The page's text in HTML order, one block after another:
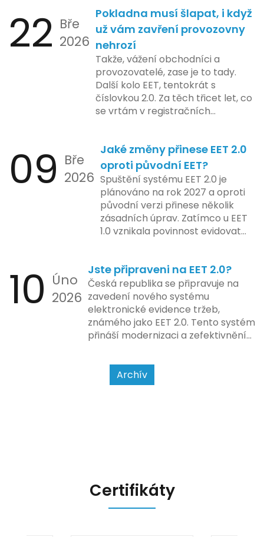
plánovaná na první pololetí
následujícího roku, je zaměřena
na školení a edukaci uživatelů,
včetně přípravy materiálů a
školení pro zaměstnavatele a
účetní firmy. V této fázi dojde
také k oficiálnímu spuštění
systému pro vybrané segmenty
podnikání. Třetí a konečná fáze
integraci systému EET 2.0 do
praxe, s povinností prodejců
zapojit se do nového systému,
včetně zvýšeného dohledu nad
dodržováním pravidel.
České republice. Povinnost uvést
telefonní číslo se týká všech
nově registrovaných domén, a
také může ovlivnit stávající
majitele domén při aktualizaci
jejich údajů.
22 Bře
2026
Pokladna musí šlapat, i když
už vám zavření provozovny
nehrozí
Takže, vážení obchodníci a
provozovatelé, zase je to tady.
Další kolo EET, tentokrát s
číslovkou 2.0. Za těch třicet let, co
se vrtám v registračních
pokladen, co se občas zasekly, až
po ty nejmodernější dotykové
systémy, co umí pomalu i kafe
uvařit. A jedno vím jistě: legislativa
se mění, ale základní pravidlo
zůstává – pokladna musí šlapat
jako hodinky. Jinak jsou problémy.
09 Bře
2026
Jaké změny přinese EET 2.0
oproti původní EET?
Spuštění systému EET 2.0 je
plánováno na rok 2027 a oproti
původní verzi přinese několik
zásadních úprav. Zatímco u EET
1.0 vznikala povinnost evidovat
bezhotovostní transakci – nově
se má tato povinnost odvíjet od
povahy podnikatelské činnosti a
způsobu interakce se
zákazníkem.
10 Úno
2026
Jste připraveni na EET 2.0?
Česká republika se připravuje na
zavedení nového systému
elektronické evidence tržeb,
známého jako EET 2.0. Tento systém
přináší modernizaci a zefektivnění
usnadnit život podnikatelům i
kontrolním orgánům. Podívejme se
na hlavní změny, které EET 2.0
Archív
Certifikáty